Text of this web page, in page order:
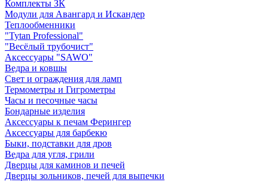
Комплекты ЗК
Модули для Авангард и Искандер
Теплообменники
"Tytan Professional"
"Весёлый трубочист"
Аксессуары "SAWO"
Ведра и ковшы
Свет и ограждения для ламп
Термометры и Гигрометры
Часы и песочные часы
Бондарные изделия
Аксессуары к печам Ферингер
Аксессуары для барбекю
Быки, подставки для дров
Ведра для угля, грили
Дверцы для каминов и печей
Дверцы зольников, печей для выпечки